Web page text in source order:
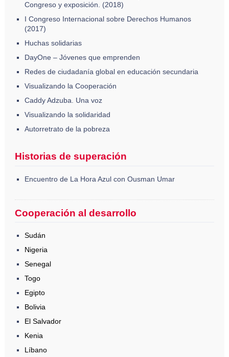
Congreso y exposición. (2018)
I Congreso Internacional sobre Derechos Humanos
(2017)
Huchas solidarias
DayOne – Jóvenes que emprenden
Redes de ciudadanía global en educación secundaria
Visualizando la Cooperación
Caddy Adzuba. Una voz
Visualizando la solidaridad
Autorretrato de la pobreza
Historias de superación
Encuentro de La Hora Azul con Ousman Umar
Cooperación al desarrollo
Sudán
Nigeria
Senegal
Togo
Egipto
Bolivia
El Salvador
Kenia
Líbano